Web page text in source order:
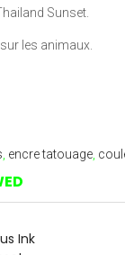
Sunset.
les animaux.
encre tatouage